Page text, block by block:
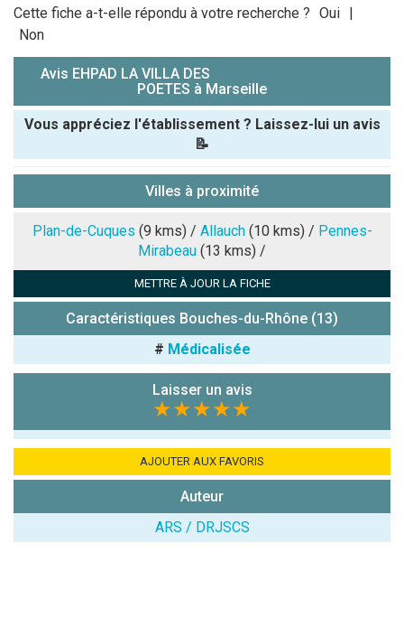
Cette fiche a-t-elle répondu à votre recherche ? Oui |
Non
Avis EHPAD LA VILLA DES
POETES à Marseille
Vous appréciez l'établissement ? Laissez-lui un avis
📝
Note que vous souhaitez attribuer :
Antispam -
chiffres) :
Avis sur
(En cliquant sur 'Valider', j'accepte que mon avis
Villes à proximité
Plan-de-Cuques (9 kms) / Allauch(10 kms) / Pennes-
Mirabeau (13 kms) /
METTRE À JOUR LA FICHE
Caractéristiques Bouches-du-Rhône (13)
# Médicalisée
Laisser un avis
★★★★★
AJOUTER AUX FAVORIS
Auteur
ARS / DRJSCS